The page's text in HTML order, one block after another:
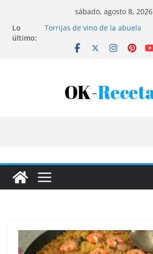
contenido
sábado, agosto 8, 2026
Lo
último:
Torrijas de vino de la abuela
Bandeja de pescaíto frito